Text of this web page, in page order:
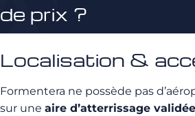
de prix ?
Localisation &
Formentera ne possède pas
sur une aire d’atterrissage validée